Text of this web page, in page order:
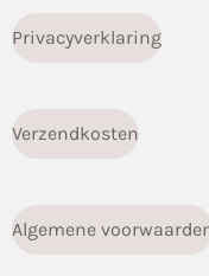
Privacyverklaring
Verzendkosten
Algemene